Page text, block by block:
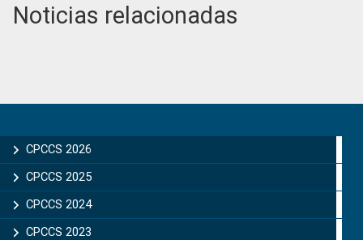
Noticias relacionadas
Sidebar
CPCCS 2026
CPCCS 2025
CPCCS 2024
CPCCS 2023